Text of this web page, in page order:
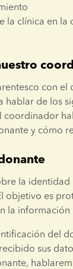
la clínica en la
con
de los
y cómo
la
objetivo es
la información
del
sus